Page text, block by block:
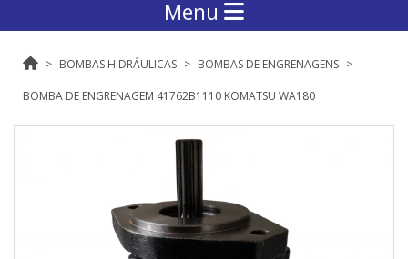
Menu
BOMBAS HIDRÁULICAS BOMBAS DE ENGRENAGENS
BOMBA DE ENGRENAGEM 41762B1110 KOMATSU WA180